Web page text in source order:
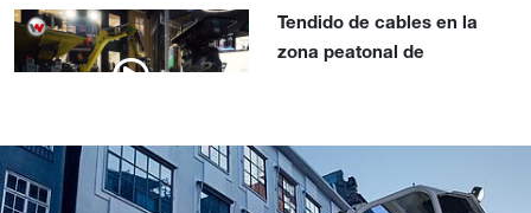
Tendido de cables en la
zona peatonal de
Obra en Stuttgart: la
inspiración de e-machine